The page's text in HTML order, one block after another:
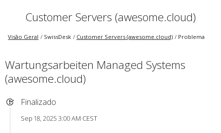
Customer Servers (awesome.cloud)
Visão Geral SwissDesk Customer Servers (awesome.cloud) Problema
Wartungsarbeiten Managed Systems
(awesome.cloud)
Finalizado
Sep 18, 2025 3:00 AM CEST